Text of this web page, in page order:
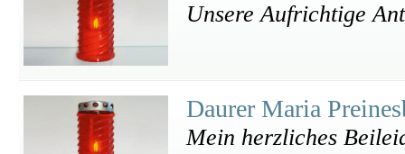
Unsere Aufrichtige
Daurer Maria
Mein herzliches